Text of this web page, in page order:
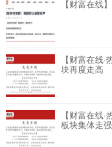
【财富在线
【财富在线
块再度走高
【财富在线
板块集体走强